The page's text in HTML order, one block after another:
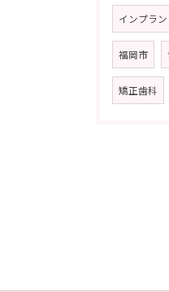
インプラン
福岡市
矯正歯科